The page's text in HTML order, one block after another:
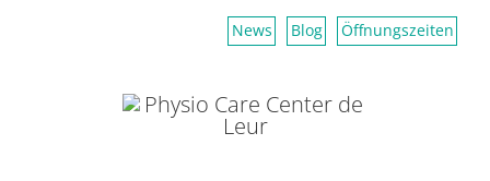
News Blog Öffnungszeiten